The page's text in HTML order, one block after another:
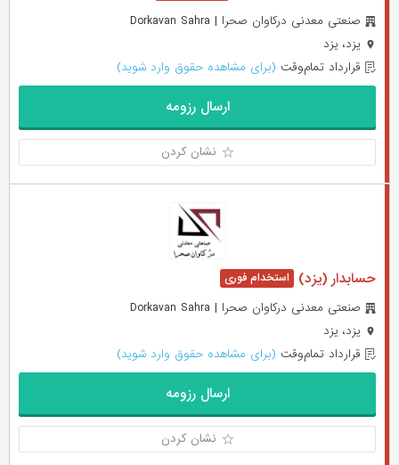
صنعتی معدنی درکاوان صحرا | Dorkavan Sahra
یزد، یزد
قرارداد تمام‌وقت (برای مشاهده حقوق وارد شوید)
ارسال رزومه
نشان کردن
حسابدار (یزد)
صنعتی معدنی درکاوان صحرا | Dorkavan Sahra
یزد، یزد
قرارداد تمام‌وقت (برای مشاهده حقوق وارد شوید)
ارسال رزومه
نشان کردن